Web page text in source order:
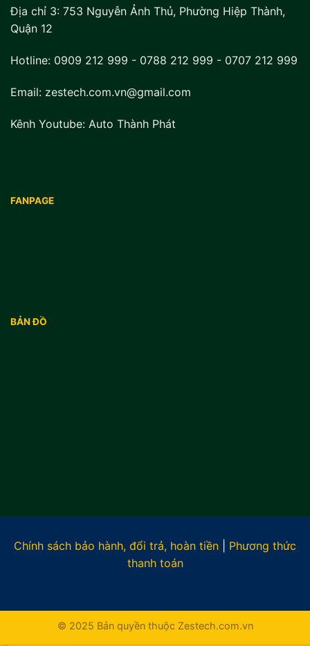
Địa chỉ 3: 753 Nguyễn Ảnh Thủ, Phường Hiệp Thành,
Quận 12
Hotline: 0909 212 999 - 0788 212 999 - 0707 212 999
Email: zestech.com.vn@gmail.com
Kênh Youtube: Auto Thành Phát
FANPAGE
BẢN ĐỒ
Chính sách bảo hành, đổi trả, hoàn tiền
Phương thức
thanh toán
© 2025 Bản quyền thuộc Zestech.com.vn